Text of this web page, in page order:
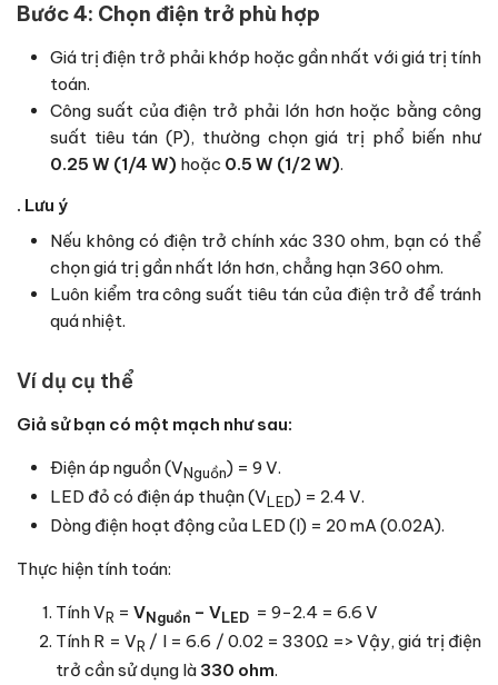
Bước 4: Chọn điện trở phù hợp
Giá trị điện trở phải khớp hoặc gần nhất với giá trị tính
toán.
Công suất của điện trở phải lớn hơn hoặc bằng công
suất tiêu tán (P), thường chọn giá trị phổ biến như
0.25 W (1/4 W) hoặc 0.5 W (1/2 W).
. Lưu ý
Nếu không có điện trở chính xác 330 ohm, bạn có thể
chọn giá trị gần nhất lớn hơn, chẳng hạn 360 ohm.
Luôn kiểm tra công suất tiêu tán của điện trở để tránh
quá nhiệt.
Ví dụ cụ thể
Giả sử bạn có một mạch như sau:
Điện áp nguồn (VNguồn) = 9 V.
LED đỏ có điện áp thuận (VLED) = 2.4 V.
Dòng điện hoạt động của LED (I) = 20 mA (0.02A).
Thực hiện tính toán:
Tính VR = VNguồn – VLED = 9−2.4 = 6.6 V
Tính R = VR / I = 6.6 / 0.02 = 330Ω => Vậy, giá trị điện
trở cần sử dụng là 330 ohm.